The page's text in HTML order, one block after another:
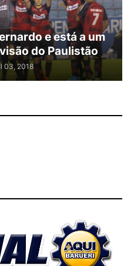
e está a um
do Paulistão
03, 2018